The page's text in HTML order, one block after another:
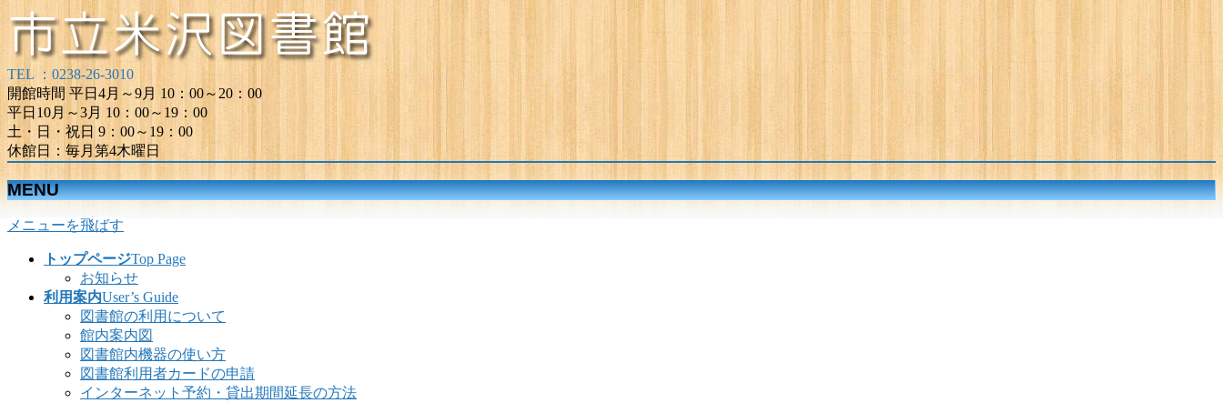
TEL ：0238-26-3010
開館時間 平日4月～9月 10：00～20：00
平日10月～3月 10：00～19：00
土・日・祝日 9：00～19：00
休館日：毎月第4木曜日
MENU
メニューを飛ばす
トップページTop Page
お知らせ
利用案内User’s Guide
図書館の利用について
館内案内図
図書館内機器の使い方
図書館利用者カードの申請
インターネット予約・貸出期間延長の方法